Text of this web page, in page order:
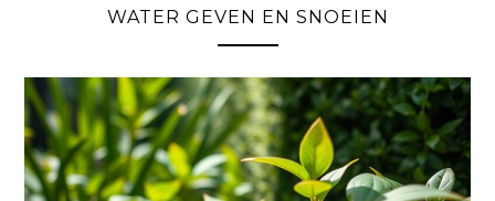
WATER GEVEN EN SNOEIEN